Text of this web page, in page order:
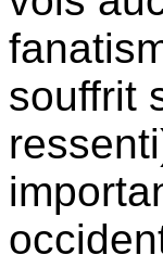
souffrit